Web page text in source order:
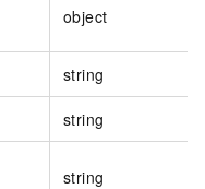
object
string
string
string